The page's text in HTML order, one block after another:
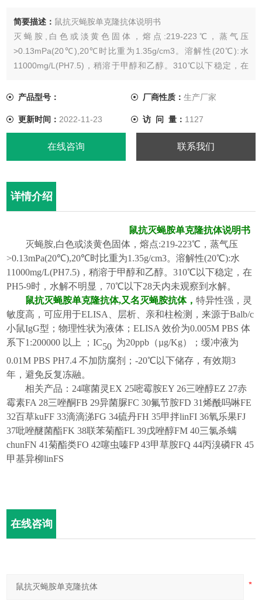
简要描述： 鼠抗灭蝇胺单克隆抗体说明书
灭蝇胺,白色或淡黄色固体，熔点:219-223℃，蒸气压
>0.13mPa(20℃),20℃时比重为1.35g/cm3。溶解性(20℃):水
11000mg/L(PH7.5)，稍溶于甲醇和乙醇。310℃以下稳定，在
产品型号：
厂商性质： 生产厂家
更新时间： 2022-11-23 访 问 量： 1127
在线咨询 联系我们
详情介绍
鼠抗灭蝇胺单克隆抗体说明书
灭蝇胺,白色或淡黄色固体，熔点:219-223℃，蒸气压
>0.13mPa(20℃),20℃时比重为1.35g/cm3。溶解性(20℃):水
11000mg/L(PH7.5)，稍溶于甲醇和乙醇。310℃以下稳定，在
PH5-9时， 水解不明显， 70℃以下28天内未观察到水解。
鼠抗灭蝇胺单克隆抗体,又名 灭蝇胺抗体，特异性强，灵
敏度高，可应用于ELISA、层析、亲和柱检测，来源于Balb/c
小鼠IgG型；物理性状为液体 ；ELISA 效价为0.005M PBS 体
系下1:200000 以上
；IC50 为20ppb（µg/Kg） ；缓冲液为
0.01M PBS PH7.4 不加防腐剂
；-20℃以下储存，有效期3
年，避免反复冻融。
相关产品： 24噻菌灵EX 25嘧霉胺EY 26三唑醇EZ 27赤
霉素FA 28三唑酮FB 29异菌脲FC 30氟节胺FD 31烯酰吗啉FE
32百草kuFF 33滴滴涕FG 34硫丹FH 35甲拌linFI 36氧乐果FJ
37吡唑醚菌酯FK 38联苯菊酯FL 39戊唑醇FM 40三氯杀螨
chunFN 41菊酯类FO 42噻虫嗪FP 43甲草胺FQ 44丙溴磷FR 45
甲基异柳linFS
在线咨询